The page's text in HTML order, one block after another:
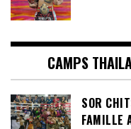
CAMPS
SOR
FAMILLE